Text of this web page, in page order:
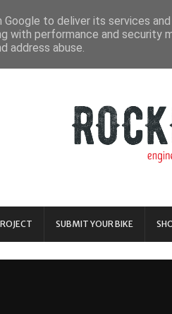
SUBMIT YOUR BIKE
to deliver its services
with performance and
address abuse.